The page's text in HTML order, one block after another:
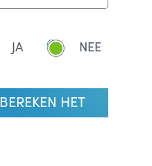
JA NEE
BEREKEN HET